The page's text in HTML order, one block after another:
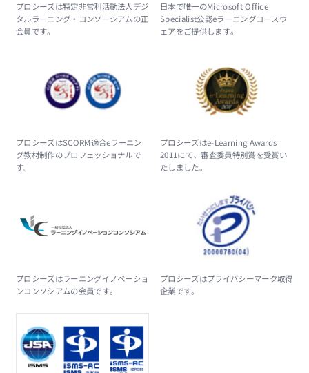
プロシーズは特定非営利活動法人デジ
タルラーニング・コンソーシアムの正
会員です。
日本で唯一のMicrosoft Office
Specialist公認eラーニングコースウ
ェアをご提供します。
プロシーズはSCORM適合eラーニン
グ教材制作のプロフェッショナルで
す。
プロシーズはe-Learning Awards
2011にて、審査委員特別賞を受賞い
たしました。
プロシーズはラーニングイノベーショ
ンコンソシアムの会員です。
プロシーズはプライバシーマーク取得
企業です。